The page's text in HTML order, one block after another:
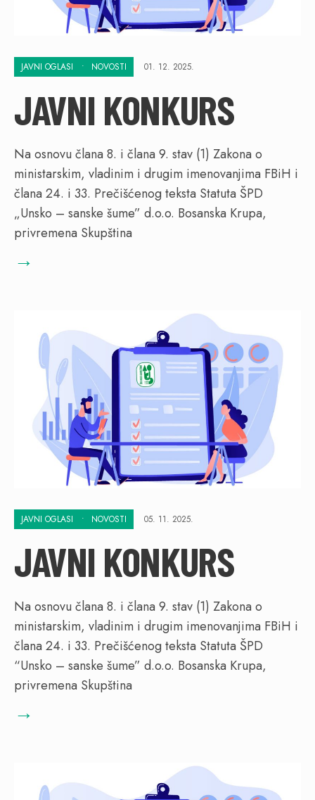
JAVNI OGLASI • NOVOSTI 01. 12. 2025.
JAVNI KONKURS
Na osnovu člana 8. i člana 9. stav (1) Zakona o
ministarskim, vladinim i drugim imenovanjima FBiH i
člana 24. i 33. Prečišćenog teksta Statuta ŠPD
„Unsko – sanske šume” d.o.o. Bosanska Krupa,
privremena Skupština
→
JAVNI OGLASI • NOVOSTI 05. 11. 2025.
JAVNI KONKURS
Na osnovu člana 8. i člana 9. stav (1) Zakona o
ministarskim, vladinim i drugim imenovanjima FBiH i
člana 24. i 33. Prečišćenog teksta Statuta ŠPD
“Unsko – sanske šume” d.o.o. Bosanska Krupa,
privremena Skupština
→